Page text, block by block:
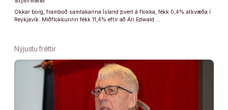
Okkar borg, framboð samtakanna Ísland þvert á flokka, fékk 0,4% atkvæða í
Reykjavík. Miðflokkurinn fékk 11,4% eftir að Ari Edwald …
Nýjustu fréttir